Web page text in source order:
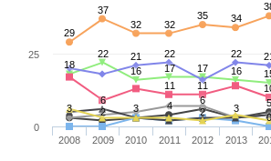
3 2 3 4 6
3 5
0
6
18
22
16
17 17 16
29
37
32
32
35 34
21
22 22
11
11
2
2008 2009 2010 2011 2012 2013
0
25